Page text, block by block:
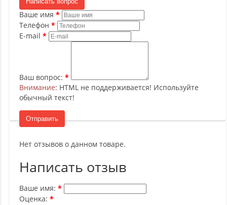
Ваше имя
Телефон
E-mail
Ваш вопрос:
Внимание: HTML не поддерживается! Используйте
обычный текст!
Отправить
Нет отзывов о данном товаре.
Написать отзыв
Ваше имя:
Оценка: